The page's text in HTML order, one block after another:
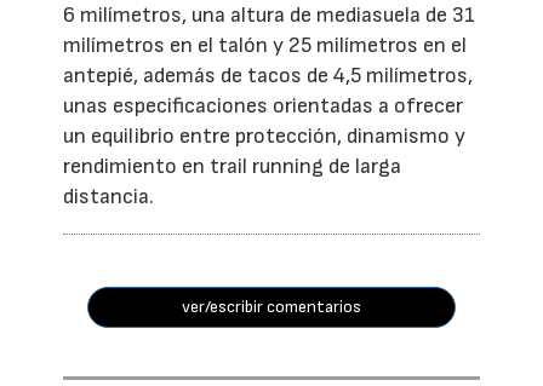
6 milímetros, una altura de mediasuela de 31
milímetros en el talón y 25 milímetros en el
antepié, además de tacos de 4,5 milímetros,
unas especificaciones orientadas a ofrecer
un equilibrio entre protección, dinamismo y
rendimiento en trail running de larga
distancia.
ver/escribir comentarios